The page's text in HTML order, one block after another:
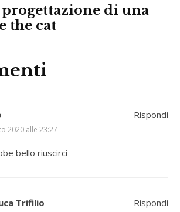
di una
the cat
2020 alle 23:27
bello riuscirci
Rispondi
Trifilio Rispondi